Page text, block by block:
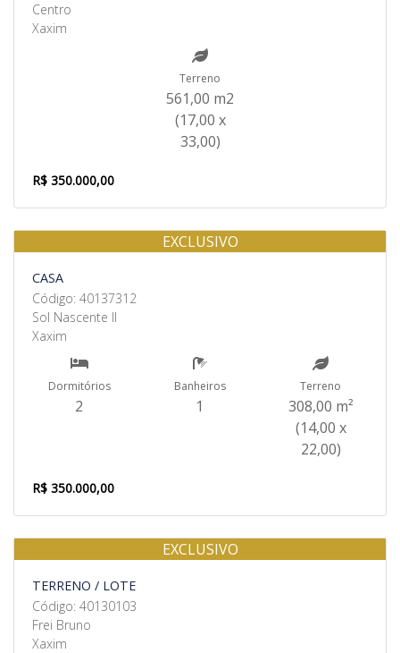
Centro
Xaxim
Terreno
561,00 m2
(17,00 x
33,00)
R$ 350.000,00
Venda
EXCLUSIVO
CASA
Código: 40137312
Sol Nascente II
Xaxim
Dormitórios
2
Banheiros
1
Terreno
308,00 m²
(14,00 x
22,00)
R$ 350.000,00
Venda
EXCLUSIVO
TERRENO / LOTE
Código: 40130103
Frei Bruno
Xaxim